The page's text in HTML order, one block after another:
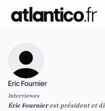
Eric Fournier
Interviewes
Éric Fournierest président et